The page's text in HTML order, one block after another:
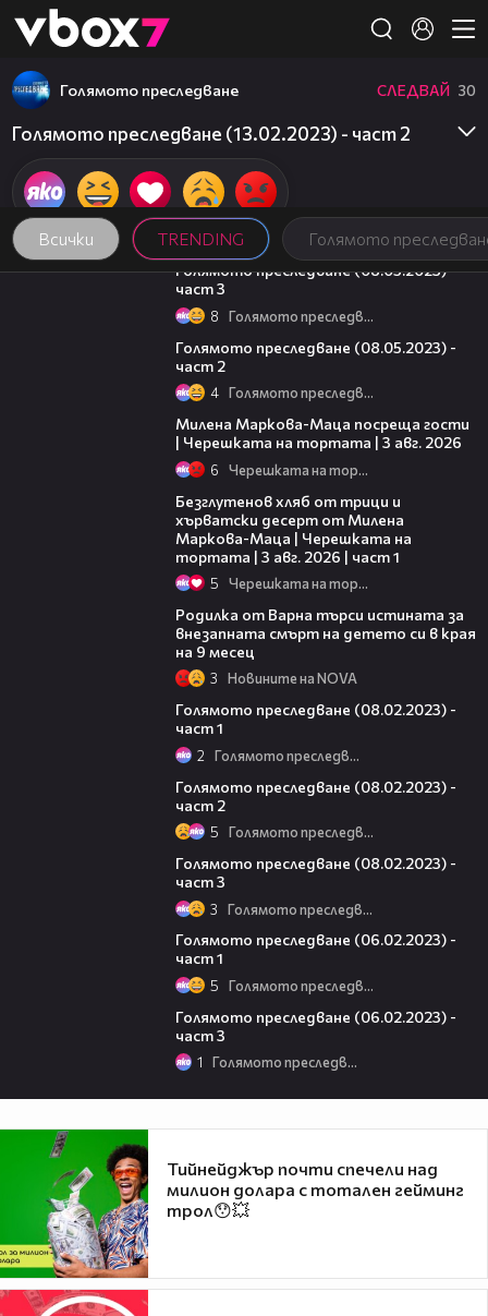
👾
Всички TRENDING Голямото
Голямото преследване СЛЕДВАЙ 30
Голямото преследване (13.02.2023) - част 2
09:13
Голямото преследване (08.05.2023) -
част 3
8 Голямото преследване
Голямото преследване (08.05.2023) -
част 2
4 Голямото преследване
Милена Маркова-Маца посреща гости
| Черешката на тортата | 3 авг. 2026
6 Черешката на тортата
Безглутенов хляб от трици и
хърватски десерт от Милена
Маркова-Маца | Черешката на
тортата | 3 авг. 2026 | част 1
5 Черешката на тортата
Родилка от Варна търси истината за
внезапната смърт на детето си в края
на 9 месец
3 Новините на NOVA
Голямото преследване (08.02.2023) -
част 1
2 Голямото преследване
Голямото преследване (08.02.2023) -
част 2
5 Голямото преследване
Голямото преследване (08.02.2023) -
част 3
3 Голямото преследване
Голямото преследване (06.02.2023) -
част 1
5 Голямото преследване
Голямото преследване (06.02.2023) -
част 3
1 Голямото преследване
Тийнейджър почти спечели над
милион долара с тотален гейминг
трол😯💥